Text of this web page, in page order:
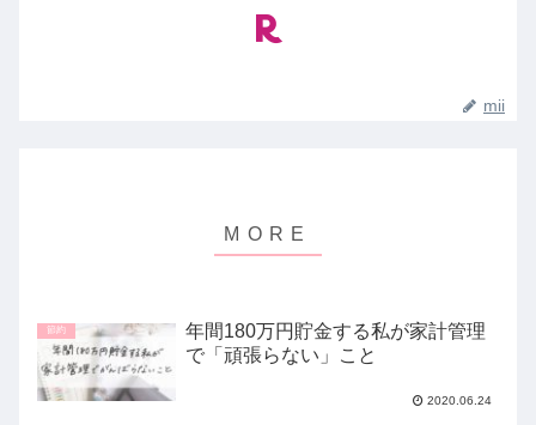
mii
節約
年間180万円貯金する私が家計管理
で「頑張らない」こと
2020.06.24